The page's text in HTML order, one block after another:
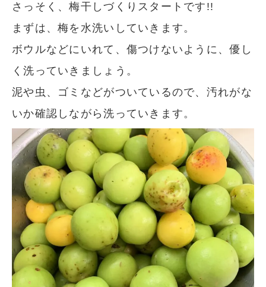
さっそく、梅干しづくりスタートです!!
まずは、梅を水洗いしていきます。
ボウルなどにいれて、傷つけないように、優し
く洗っていきましょう。
泥や虫、ゴミなどがついているので、汚れがな
いか確認しながら洗っていきます。